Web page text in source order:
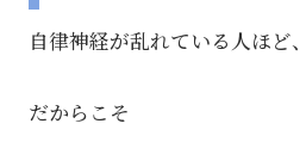
自律神経が乱れている人ほど
だからこそ